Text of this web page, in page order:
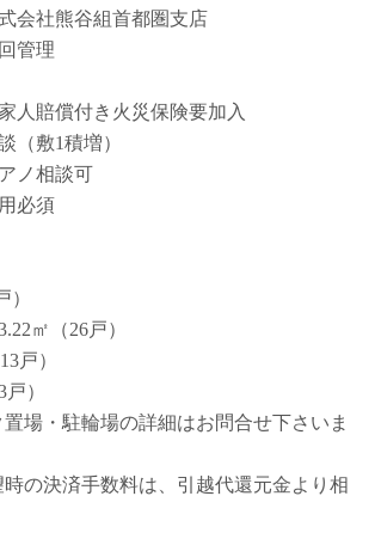
熊谷組首都圏支店
管理
償付き火災保険要加入
敷1積増）
相談可
必須
）
㎡（26戸）
戸）
）
場・駐輪場の詳細はお問合せ下さいま
の決済手数料は、引越代還元金より相